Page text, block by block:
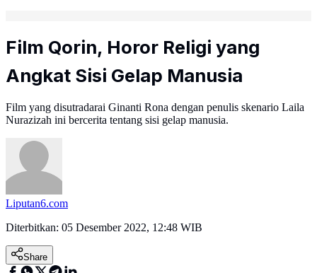
Film Qorin, Horor Religi yang
Angkat Sisi Gelap Manusia
Film yang disutradarai Ginanti Rona dengan penulis skenario Laila
Nurazizah ini bercerita tentang sisi gelap manusia.
Liputan6.com
Diterbitkan: 05 Desember 2022, 12:48 WIB
Share